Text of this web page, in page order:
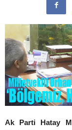
Ak Parti Hatay